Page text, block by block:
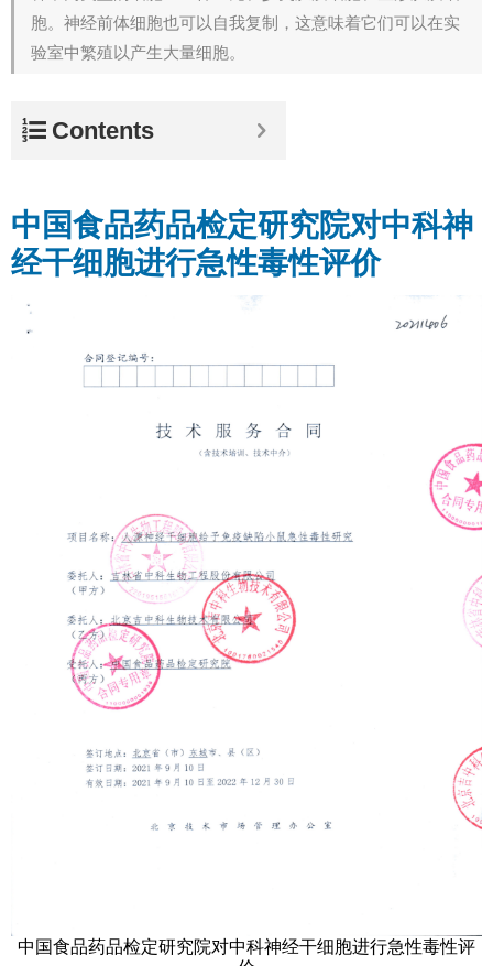
胞。神经前体细胞也可以自我复制，这意味着它们可以在实
验室中繁殖以产生大量细胞。
Contents
中国食品药品检定研究院对中科神
经干细胞进行急性毒性评价
中国食品药品检定研究院对中科神经干细胞进行急性毒性评